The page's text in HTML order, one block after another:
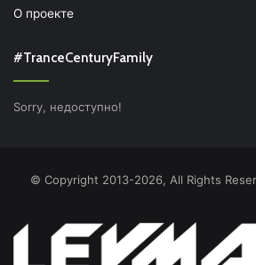
О проекте
#TranceCenturyFamily
Sorry, недоступно!
© Copyright 2013-2026, All Rights